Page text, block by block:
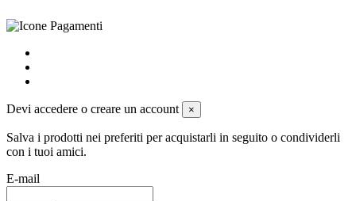
Devi accedere o creare un account ×
Salva i prodotti nei preferiti per acquistarli in seguito o condividerli
con i tuoi amici.
E-mail